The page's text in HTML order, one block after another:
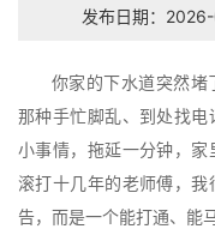
发布日期：
你家的下水道突然堵
那种手忙脚乱、到处找
小事情，拖延一分钟，
滚打十几年的老师傅，
告，而是一个能打通、能